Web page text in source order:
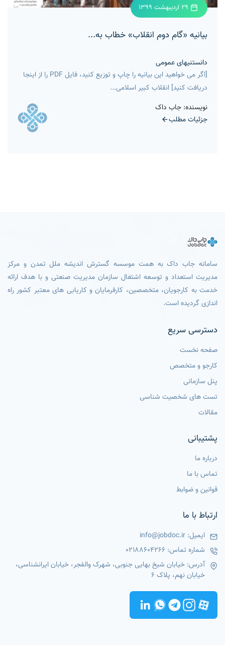
بیانیه «گام دوم انقلاب» خطاب به...
دانستنیهای عمومی
[اگر می خواهید این بیانیه را چاپ و توزیع کنید، فایل PDF را از اینجا
دریافت کنید] انقلاب کبیر اسلامی...
نویسنده: جاب داک
جزئیات مطلب
سامانه جاب داک به همت موسسه گسترش اندیشه ملل تمدن و مرکز
مدیریت استعداد و توسعه اشتغال سازمان مدیریت صنعتی و با هدف ارائه
خدمت به کارجویان، متخصصین، کارفرمایان و کاریابی های معتبر کشور راه
اندازی گردیده است.
دسترسی سریع
صفحه نخست
کارجو و متخصص
پنل سازمانی
تست های شخصیت شناسی
مقالات
پشتیبانی
درباره ما
تماس با ما
قوانین و ضوابط
ارتباط با ما
ایمیل: info@jobdoc.ir
شماره تماس: 02188604266
آدرس: خیابان شیخ بهایی جنوبی، شهرک والفجر، خیابان ایرانشناسی،
خیابان نهم، پلاک 6